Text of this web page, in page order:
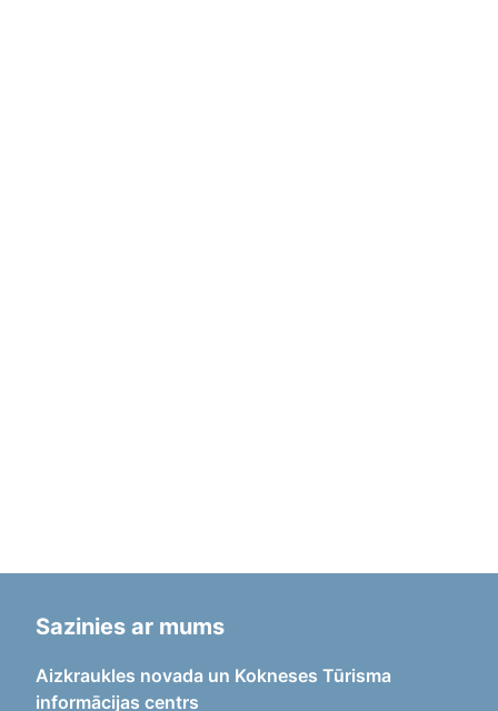
Sazinies ar mums
Aizkraukles novada un Kokneses Tūrisma
informācijas centrs